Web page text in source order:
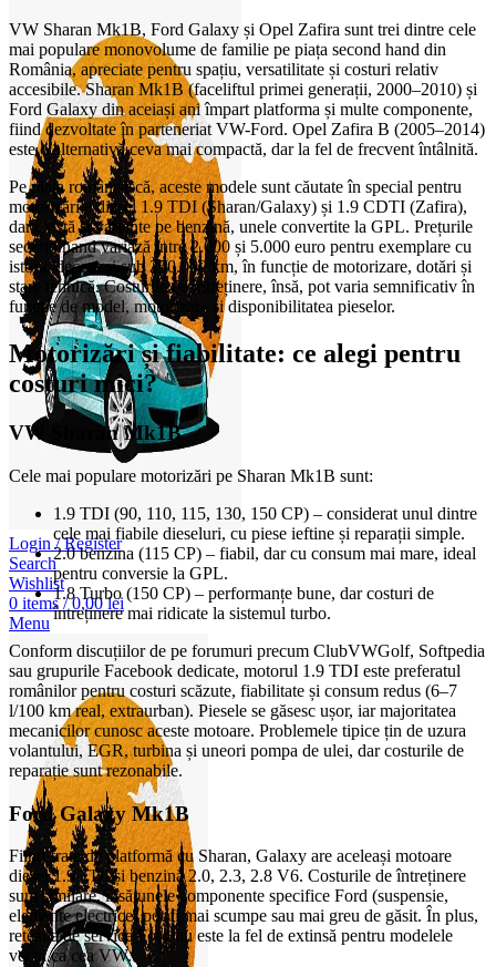
Login / Register
Search
Wishlist
0 items / 0,00lei
Menu
VW Sharan Mk1B, Ford Galaxy și Opel Zafira sunt trei dintre cele
mai populare monovolume de familie pe piața second hand din
România, apreciate pentru spațiu, versatilitate și costuri relativ
accesibile. Sharan Mk1B (faceliftul primei generații, 2000–2010) și
Ford Galaxy din aceiași ani împart platforma și multe componente,
fiind dezvoltate în parteneriat VW-Ford. Opel Zafira B (2005–2014)
este o alternativă ceva mai compactă, dar la fel de frecvent întâlnită.
Pe piața românească, aceste modele sunt căutate în special pentru
motorizările diesel 1.9 TDI (Sharan/Galaxy) și 1.9 CDTI (Zafira),
dar există și variante pe benzină, unele convertite la GPL. Prețurile
second hand variază între 2.000 și 5.000 euro pentru exemplare cu
istoric decent și sub 250.000 km, în funcție de motorizare, dotări și
stare tehnică. Costurile de întreținere, însă, pot varia semnificativ în
funcție de model, motorizare și disponibilitatea pieselor.
Motorizări și fiabilitate: ce alegi pentru
costuri mici?
VW Sharan Mk1B
Cele mai populare motorizări pe Sharan Mk1B sunt:
1.9 TDI (90, 110, 115, 130, 150 CP) – considerat unul dintre
cele mai fiabile dieseluri, cu piese ieftine și reparații simple.
2.0 benzina (115 CP) – fiabil, dar cu consum mai mare, ideal
pentru conversie la GPL.
1.8 Turbo (150 CP) – performanțe bune, dar costuri de
întreținere mai ridicate la sistemul turbo.
Conform discuțiilor de pe forumuri precum ClubVWGolf, Softpedia
sau grupurile Facebook dedicate, motorul 1.9 TDI este preferatul
românilor pentru costuri scăzute, fiabilitate și consum redus (6–7
l/100 km real, extraurban). Piesele se găsesc ușor, iar majoritatea
mecanicilor cunosc aceste motoare. Problemele tipice țin de uzura
volantului, EGR, turbina și uneori pompa de ulei, dar costurile de
reparație sunt rezonabile.
Ford Galaxy Mk1B
Fiind frate de platformă cu Sharan, Galaxy are aceleași motoare
diesel 1.9 TDI și benzină 2.0, 2.3, 2.8 V6. Costurile de întreținere
sunt similare, însă unele componente specifice Ford (suspensie,
elemente electrice) pot fi mai scumpe sau mai greu de găsit. În plus,
rețeaua de service Ford nu este la fel de extinsă pentru modelele
vechi ca cea VW.